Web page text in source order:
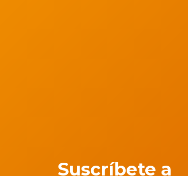
Suscríbete a